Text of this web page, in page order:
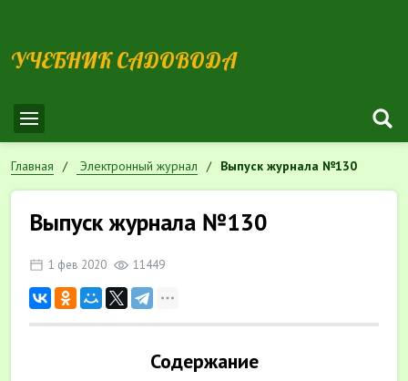
УЧЕБНИК САДОВОДА
Главная Электронный журнал Выпуск журнала №130
Выпуск журнала №130
1 фев 2020 11449
Содержание